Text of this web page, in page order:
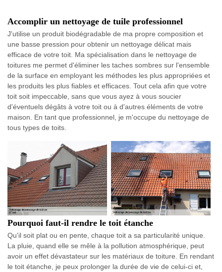
Accomplir un nettoyage de tuile professionnel
J'utilise un produit biodégradable de ma propre composition et
une basse pression pour obtenir un nettoyage délicat mais
efficace de votre toit. Ma spécialisation dans le nettoyage de
toitures me permet d'éliminer les taches sombres sur l'ensemble
de la surface en employant les méthodes les plus appropriées et
les produits les plus fiables et efficaces. Tout cela afin que votre
toit soit impeccable, sans que vous ayez à vous soucier
d'éventuels dégâts à votre toit ou à d'autres éléments de votre
maison. En tant que professionnel, je m'occupe du nettoyage de
tous types de toits.
Pourquoi faut-il rendre le toit étanche
Qu'il soit plat ou en pente, chaque toit a sa particularité unique.
La pluie, quand elle se mêle à la pollution atmosphérique, peut
avoir un effet dévastateur sur les matériaux de toiture. En rendant
le toit étanche, je peux prolonger la durée de vie de celui-ci et,